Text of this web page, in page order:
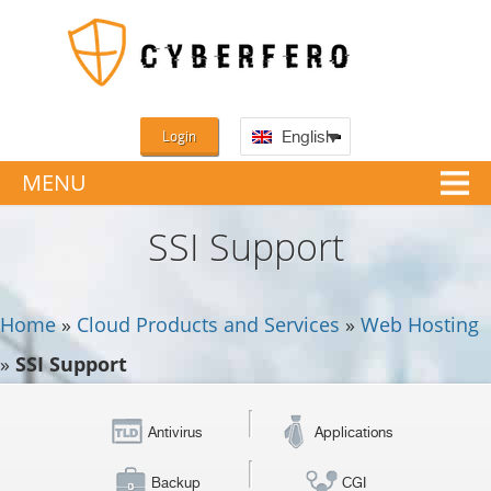
MENU
Login English
SSI Support
Home» Cloud Products and Services » Web Hosting
» SSI Support
Antivirus Applications
Backup CGI